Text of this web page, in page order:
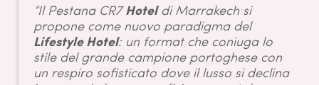
“Il Pestana CR7Hoteldi Marrakech si
propone come nuovo paradigma del
Lifestyle Hotel: un format che coniuga lo
stile del grande campione portoghese con
un respiro sofisticato dove il lusso si declina